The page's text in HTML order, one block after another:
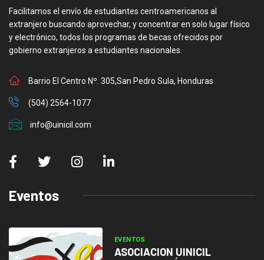
Facilitamos el envío de estudiantes centroamericanos al
extranjero buscando aprovechar, y concentrar en solo lugar físico
y electrónico, todos los programas de becas ofrecidos por
gobierno extranjeros a estudiantes nacionales.
Barrio El Centro Nº. 305,San Pedro Sula, Honduras
(504) 2564-1077
info@uinicil.com
Eventos
EVENTOS
ASOCIACION UINICIL